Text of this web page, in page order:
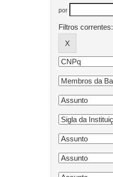
por
Filtros correntes: